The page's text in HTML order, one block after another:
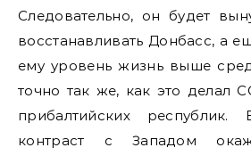
Следовательно, он будет
восстанавливать Донбасс, а
ему уровень жизнь выше
точно так же, как это делал
прибалтийских
контраст с Западом